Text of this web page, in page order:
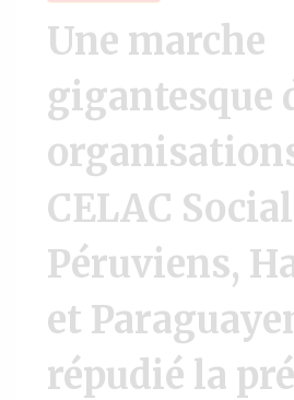
Une marche
gigantesque
CELAC
Péruviens,
et
répudié la